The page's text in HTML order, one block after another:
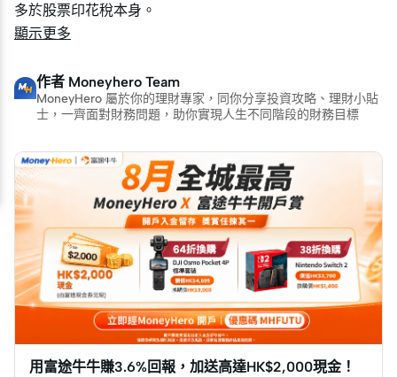
多於股票印花稅本身。
多於股票印花稅本身。
顯示更多
作者 Moneyhero Team
MoneyHero 屬於你的理財專家，同你分享投資攻略、理財小貼
士，一齊面對財務問題，助你實現人生不同階段的財務目標
用富途牛牛賺3.6%回報，加送高達HK$2,000現金！